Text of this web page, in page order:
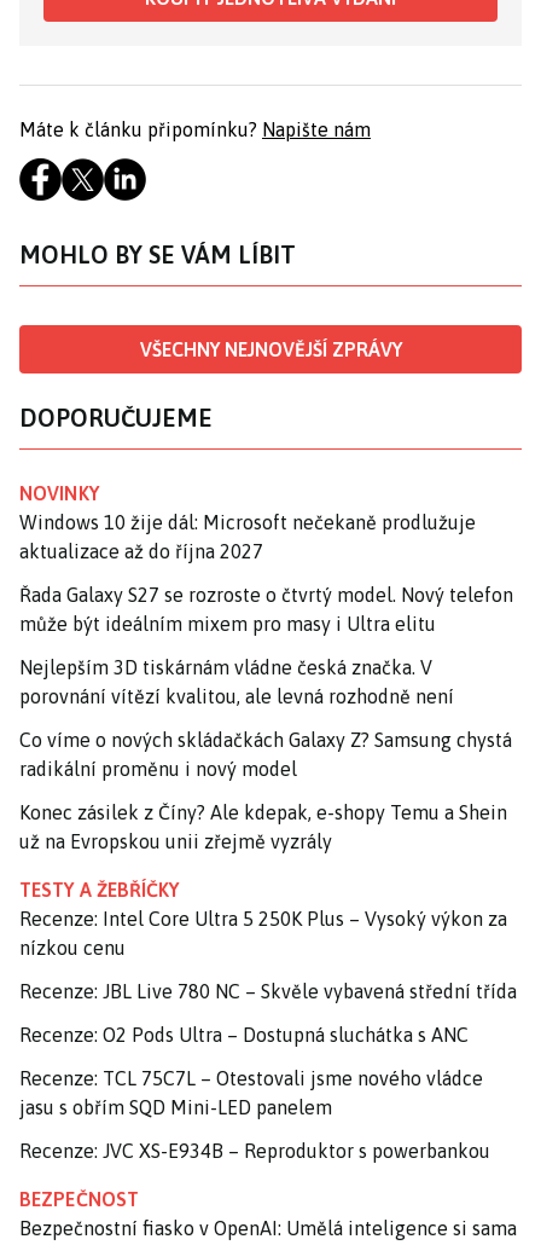
Máte k článku připomínku? Napište nám
MOHLO BY SE VÁM LÍBIT
VŠECHNY NEJNOVĚJŠÍ ZPRÁVY
DOPORUČUJEME
NOVINKY
Windows 10 žije dál: Microsoft nečekaně prodlužuje
aktualizace až do října 2027
Řada Galaxy S27 se rozroste o čtvrtý model. Nový telefon
může být ideálním mixem pro masy i Ultra elitu
Nejlepším 3D tiskárnám vládne česká značka. V
porovnání vítězí kvalitou, ale levná rozhodně není
Co víme o nových skládačkách Galaxy Z? Samsung chystá
radikální proměnu i nový model
Konec zásilek z Číny? Ale kdepak, e-shopy Temu a Shein
už na Evropskou unii zřejmě vyzrály
TESTY A ŽEBŘÍČKY
Recenze: Intel Core Ultra 5 250K Plus – Vysoký výkon za
nízkou cenu
Recenze: JBL Live 780 NC – Skvěle vybavená střední třída
Recenze: O2 Pods Ultra – Dostupná sluchátka s ANC
Recenze: TCL 75C7L – Otestovali jsme nového vládce
jasu s obřím SQD Mini-LED panelem
Recenze: JVC XS-E934B – Reproduktor s powerbankou
BEZPEČNOST
Bezpečnostní fiasko v OpenAI: Umělá inteligence si sama